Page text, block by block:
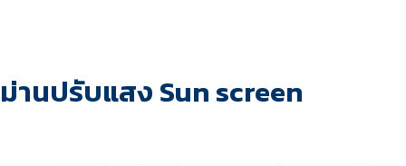
ม่านปรับแสง Sun screen